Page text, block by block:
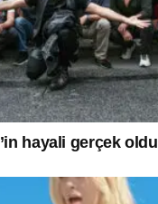
hayali gerçek oldu